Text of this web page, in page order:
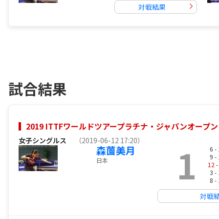
対戦結果
試合結果
2019 ITTFワールドツアープラチナ・ジャパンオープン
女子シングルス （2019-06-12 17:20）
森薗美月
日本 1 6 -
9 -
12
3 -
8 -
対戦